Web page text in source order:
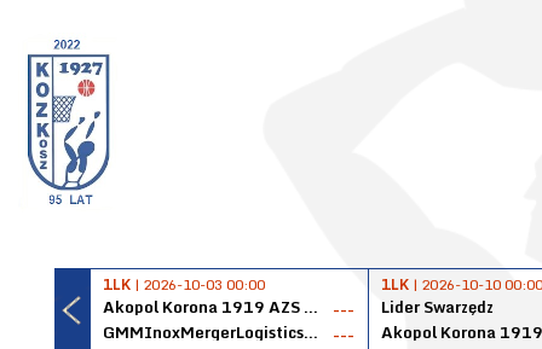
1LK | 2026-10-03 00:00
Akopol Korona 1919 AZS PK Kraków
---
GMMInoxMergerLogisticsPanteryŁańcut
---
1LK | 2026-10-10 00:00
Lider Swarzędz